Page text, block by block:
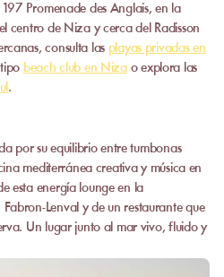
197 Promenade des Anglais, en la
centro de Niza y cerca del Radisson
consulta las playas privadas en
beach club en Nizao explora las
.
por su equilibrio entre tumbonas
mediterránea creativa y música en
esta energía lounge en la
Lenval y de un restaurante que
Un lugar junto al mar vivo, fluido y